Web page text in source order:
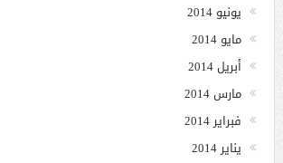
يونيو 2014
مايو 2014
أبريل 2014
مارس 2014
فبراير 2014
يناير 2014